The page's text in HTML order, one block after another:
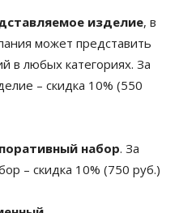
изделие, в
может представить
в любых категориях. За
– скидка 10% (550
набор. За
– скидка 10% (750 руб.)